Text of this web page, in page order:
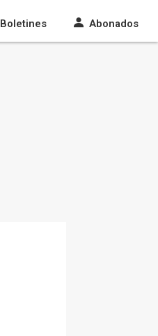
Boletines Abonados